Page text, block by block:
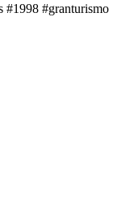
#1998 #granturismo